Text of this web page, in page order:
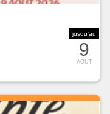
jusqu'au
9
AOUT